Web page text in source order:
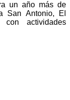
un año más de
San Antonio, El
con actividades